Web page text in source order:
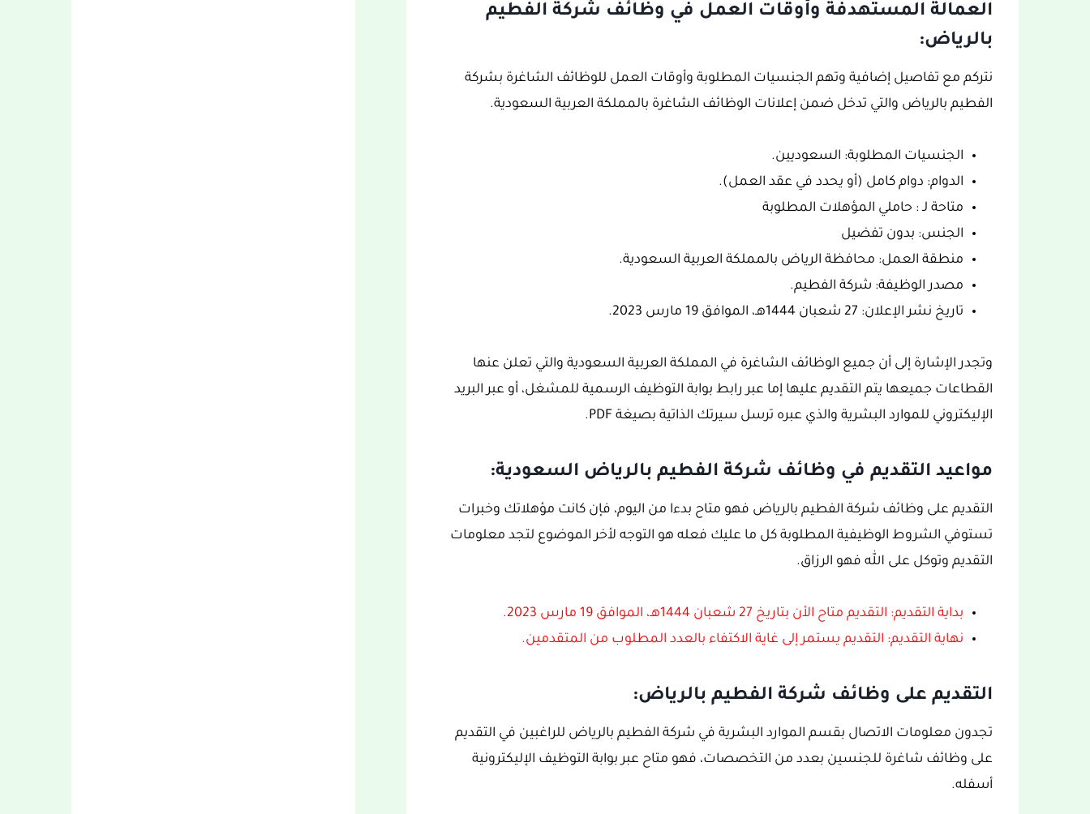
العمالة المستهدفة وأوقات العمل في وظائف شركة الفطيم
بالرياض:
نتركم مع تفاصيل إضافية وتهم الجنسيات المطلوبة وأوقات العمل للوظائف الشاغرة بشركة
الفطيم بالرياض والتي تدخل ضمن إعلانات الوظائف الشاغرة بالمملكة العربية السعودية.
الجنسيات المطلوبة: السعوديين.
الدوام: دوام كامل (أو يحدد في عقد العمل).
متاحة لـ : حاملي المؤهلات المطلوبة
الجنس: بدون تفضيل
منطقة العمل: محافظة الرياض بالمملكة العربية السعودية.
مصدر الوظيفة: شركة الفطيم.
تاريخ نشر الإعلان: 27 شعبان 1444هـ، الموافق 19 مارس 2023.
وتجدر الإشارة إلى أن جميع الوظائف الشاغرة في المملكة العربية السعودية والتي تعلن عنها
القطاعات جميعها يتم التقديم عليها إما عبر رابط بوابة التوظيف الرسمية للمشغل، أو عبر البريد
الإليكتروني للموارد البشرية والذي عبره ترسل سيرتك الذاتية بصيغة PDF.
مواعيد التقديم في وظائف شركة الفطيم بالرياض السعودية:
التقديم على وظائف شركة الفطيم بالرياض فهو متاح بدءا من اليوم، فإن كانت مؤهلاتك وخبرات
تستوفي الشروط الوظيفية المطلوبة كل ما عليك فعله هو التوجه لأخر الموضوع لتجد معلومات
التقديم وتوكل على الله فهو الرزاق.
بداية التقديم: التقديم متاح الأن بتاريخ 27 شعبان 1444هـ، الموافق 19 مارس 2023.
نهاية التقديم: التقديم يستمر إلى غاية الاكتفاء بالعدد المطلوب من المتقدمين.
التقديم على وظائف شركة الفطيم بالرياض:
تجدون معلومات الاتصال بقسم الموارد البشرية في شركة الفطيم بالرياض للراغبين في التقديم
على وظائف شاغرة للجنسين بعدد من التخصصات، فهو متاح عبر بوابة التوظيف الإليكترونية
أسفله.